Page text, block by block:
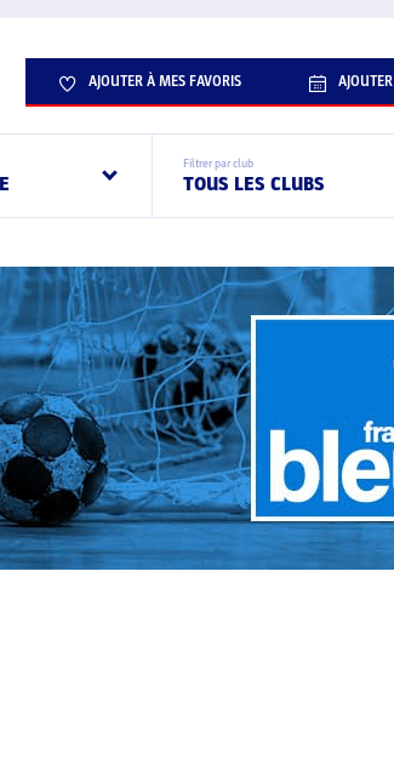
AJOUTER À MES FAVORIS
Filtrer par club
TOUS LES CLUBS